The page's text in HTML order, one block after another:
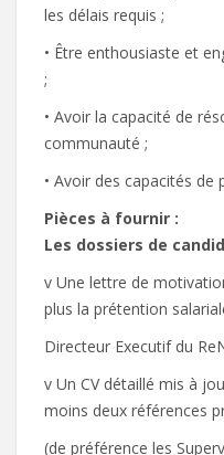
les délais requis ;
• Être enthousiaste et
;
• Avoir la capacité de
communauté ;
• Avoir des capacités
Pièces à fournir :
Les dossiers de
v Une lettre de
plus la prétention
Directeur Executif du
v Un CV détaillé mis à
moins deux références
(de préférence les